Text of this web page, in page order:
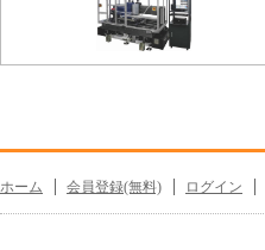
ホーム 会員登録(無料) ログイン